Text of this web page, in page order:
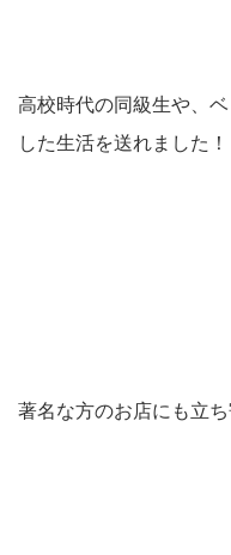
高校時代の同級生や、
した生活を送れました！
著名な方のお店にも立ち